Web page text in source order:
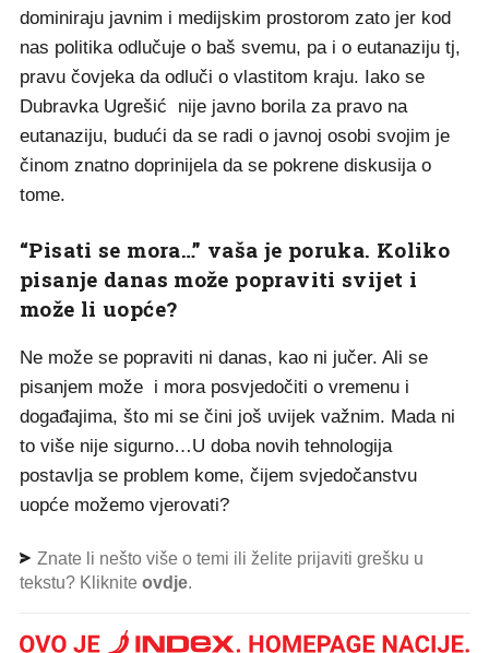
dominiraju javnim i medijskim prostorom zato jer kod
nas politika odlučuje o baš svemu, pa i o eutanaziju tj,
pravu čovjeka da odluči o vlastitom kraju. Iako se
Dubravka Ugrešić nije javno borila za pravo na
eutanaziju, budući da se radi o javnoj osobi svojim je
činom znatno doprinijela da se pokrene diskusija o
tome.
“Pisati se mora…” vaša je poruka. Koliko
pisanje danas može popraviti svijet i
može li uopće?
Ne može se popraviti ni danas, kao ni jučer. Ali se
pisanjem može i mora posvjedočiti o vremenu i
događajima, što mi se čini još uvijek važnim. Mada ni
to više nije sigurno…U doba novih tehnologija
postavlja se problem kome, čijem svjedočanstvu
uopće možemo vjerovati?
Znate li nešto više o temi ili želite prijaviti grešku u
tekstu? Kliknite ovdje.